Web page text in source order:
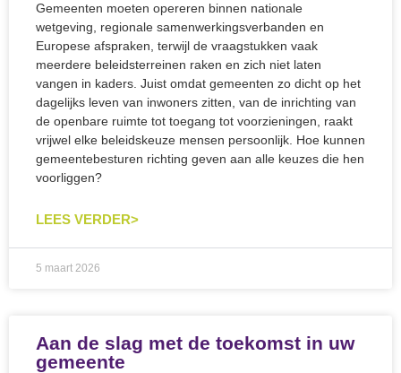
Gemeenten moeten opereren binnen nationale
wetgeving, regionale samenwerkingsverbanden en
Europese afspraken, terwijl de vraagstukken vaak
meerdere beleidsterreinen raken en zich niet laten
vangen in kaders. Juist omdat gemeenten zo dicht op het
dagelijks leven van inwoners zitten, van de inrichting van
de openbare ruimte tot toegang tot voorzieningen, raakt
vrijwel elke beleidskeuze mensen persoonlijk. Hoe kunnen
gemeentebesturen richting geven aan alle keuzes die hen
voorliggen?
LEES VERDER>
5 maart 2026
Aan de slag met de toekomst in uw
gemeente